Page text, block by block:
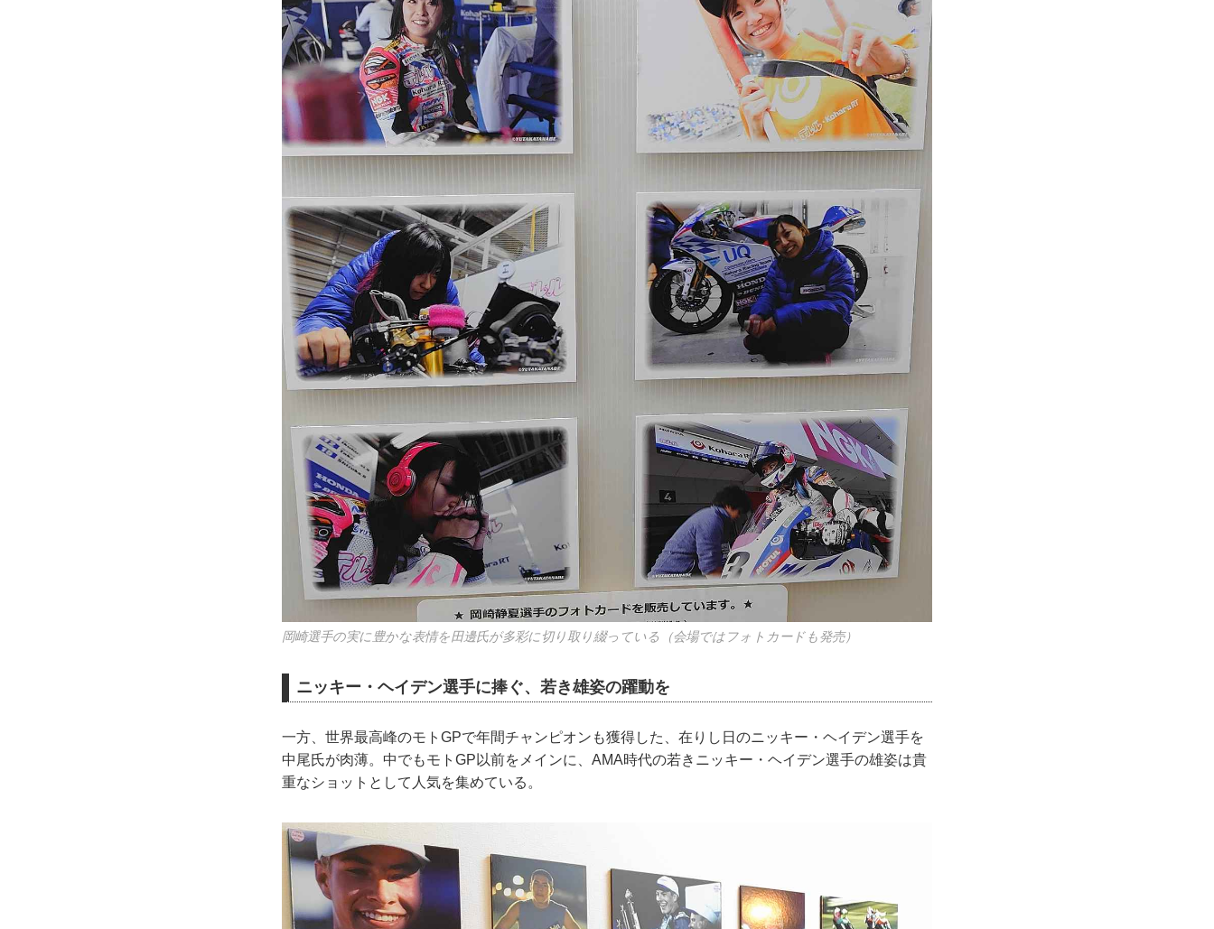
岡崎選手の実に豊かな表情を田邊氏が多彩に切り取り綴っている（会場ではフォトカードも発売）
ニッキー・ヘイデン選手に捧ぐ、若き雄姿の躍動を
一方、世界最高峰のモトGPで年間チャンピオンも獲得した、在りし日のニッキー・ヘイデン選手を
中尾氏が肉薄。中でもモトGP以前をメインに、AMA時代の若きニッキー・ヘイデン選手の雄姿は貴
重なショットとして人気を集めている。